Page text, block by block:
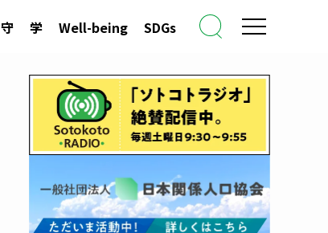
守 学 Well-being SDGs